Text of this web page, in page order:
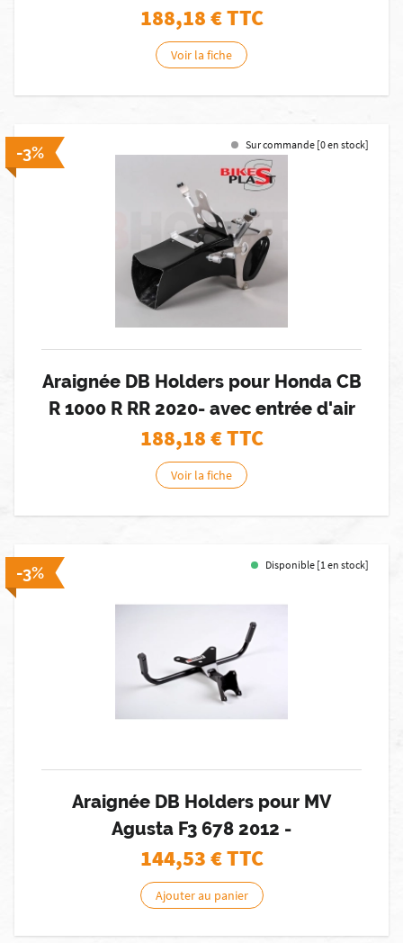
188,18€ TTC
Voir la fiche
-3% Sur commande [0 en stock]
Araignée DB Holders pour Honda CB
R 1000 R RR 2020- avec entrée d'air
188,18€ TTC
Voir la fiche
-3% Disponible [1 en stock]
Araignée DB Holders pour MV
Agusta F3 678 2012 -
144,53€ TTC
Ajouter au panier